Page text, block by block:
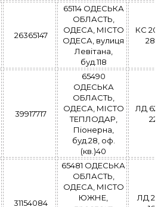
26365147
65114 ОДЕСЬКА
ОБЛАСТЬ,
ОДЕСА, МІСТО
ОДЕСА, вулиця
Левітана,
буд.118
КС
39917717
65490
ОДЕСЬКА
ОБЛАСТЬ,
ОДЕСА, МІСТО
ТЕПЛОДАР,
Піонерна,
буд.28, оф.
(кв.)40
ЛД
31154084
65481 ОДЕСЬКА
ОБЛАСТЬ,
ОДЕСА, МІСТО
ЮЖНЕ,
ЛД